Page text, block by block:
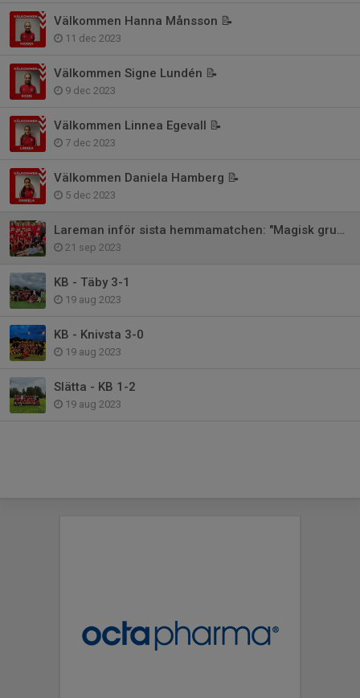
Välkommen Hanna Månsson 📝
11 dec 2023
Välkommen Signe Lundén 📝
9 dec 2023
Välkommen Linnea Egevall 📝
7 dec 2023
Välkommen Daniela Hamberg 📝
5 dec 2023
Lareman inför sista hemmamatchen: "Magisk gruppdynamik"
21 sep 2023
KB - Täby 3-1
19 aug 2023
KB - Knivsta 3-0
19 aug 2023
Slätta - KB 1-2
19 aug 2023